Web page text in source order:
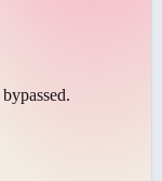
bypassed.